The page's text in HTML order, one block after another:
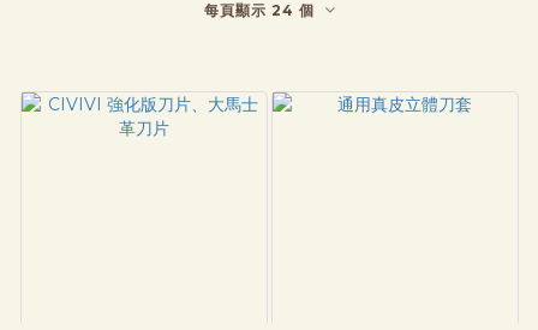
每頁顯示 24 個